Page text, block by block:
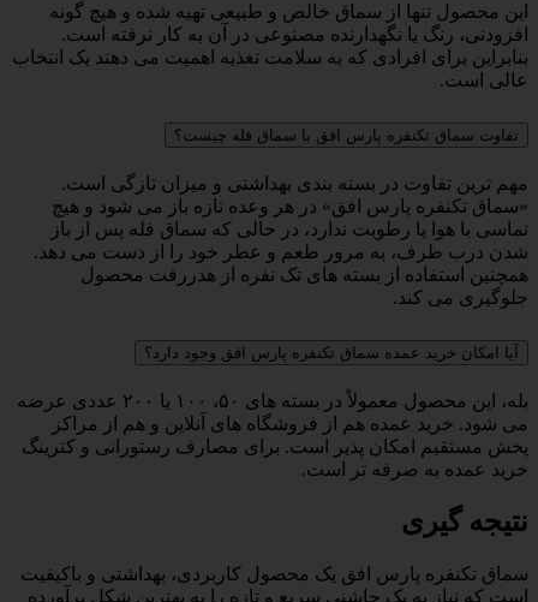
این محصول تنها از سماق خالص و طبیعی تهیه شده و هیچ گونه
افزودنی، رنگ یا نگهدارنده مصنوعی در آن به کار نرفته است.
بنابراین برای افرادی که به سلامت تغذیه اهمیت می دهند یک انتخاب
عالی است.
تفاوت سماق تکنفره پارس افق با سماق فله چیست؟
مهم ترین تفاوت در بسته بندی بهداشتی و میزان تازگی است.
«سماق تکنفره پارس افق» در هر وعده تازه باز می شود و هیچ
تماسی با هوا یا رطوبت ندارد، در حالی که سماق فله پس از باز
شدن درب ظرف، به مرور طعم و عطر خود را از دست می دهد.
همچنین استفاده از بسته های تک نفره از هدررفت محصول
جلوگیری می کند.
آیا امکان خرید عمده سماق تکنفره پارس افق وجود دارد؟
بله، این محصول معمولاً در بسته های ۵۰، ۱۰۰ یا ۲۰۰ عددی عرضه
می شود. خرید عمده هم از فروشگاه های آنلاین و هم از مراکز
پخش مستقیم امکان پذیر است. برای مصارف رستورانی و کترینگ
خرید عمده به صرفه تر است.
نتیجه گیری
سماق تکنفره پارس افق یک محصول کاربردی، بهداشتی و باکیفیت
است که نیاز به یک چاشنی سریع و تازه را به بهترین شکل برآورده